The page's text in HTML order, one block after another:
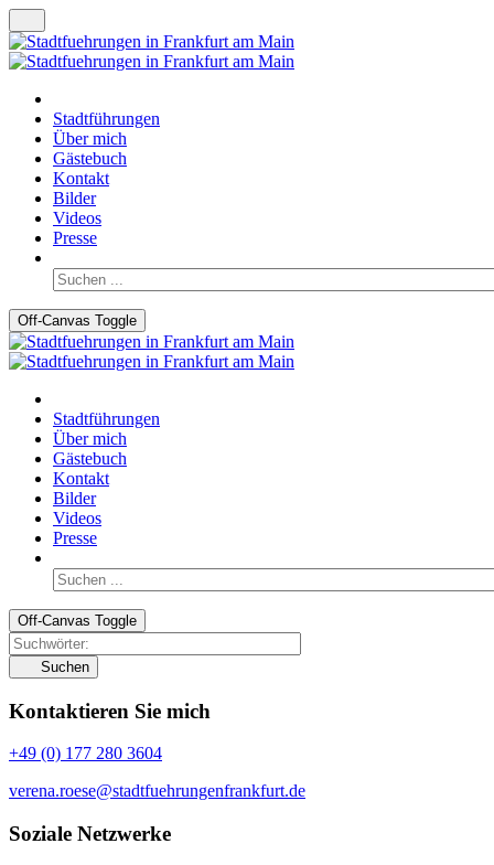
Stadtführungen
Über mich
Gästebuch
Kontakt
Bilder
Videos
Presse
Off-Canvas Toggle
Stadtführungen
Über mich
Gästebuch
Kontakt
Bilder
Videos
Presse
Off-Canvas Toggle
Suchen
Kontaktieren Sie mich
+49 (0) 177 280 3604
verena.roese@stadtfuehrungenfrankfurt.de
Soziale Netzwerke